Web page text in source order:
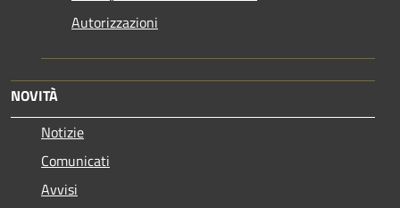
Autorizzazioni
NOVITÀ
Notizie
Comunicati
Avvisi